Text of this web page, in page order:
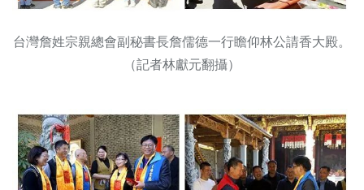
台灣詹姓宗親總會副秘書長詹儒德一行瞻仰林公請香大殿。
（記者林獻元翻攝）